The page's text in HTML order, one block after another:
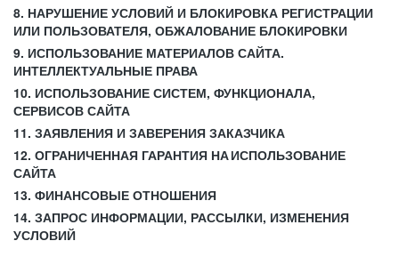
8. НАРУШЕНИЕ УСЛОВИЙ И БЛОКИРОВКА РЕГИСТРАЦИИ
ИЛИ ПОЛЬЗОВАТЕЛЯ, ОБЖАЛОВАНИЕ БЛОКИРОВКИ
9. ИСПОЛЬЗОВАНИЕ МАТЕРИАЛОВ САЙТА.
ИНТЕЛЛЕКТУАЛЬНЫЕ ПРАВА
10. ИСПОЛЬЗОВАНИЕ СИСТЕМ, ФУНКЦИОНАЛА,
СЕРВИСОВ САЙТА
11. ЗАЯВЛЕНИЯ И ЗАВЕРЕНИЯ ЗАКАЗЧИКА
12. ОГРАНИЧЕННАЯ ГАРАНТИЯ НА ИСПОЛЬЗОВАНИЕ
САЙТА
13. ФИНАНСОВЫЕ ОТНОШЕНИЯ
14. ЗАПРОС ИНФОРМАЦИИ, РАССЫЛКИ, ИЗМЕНЕНИЯ
УСЛОВИЙ